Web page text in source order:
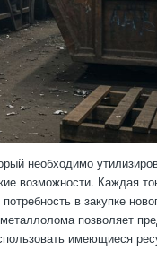
необходимо
возможности. Каждая
в закупке
позволяет
имеющиеся